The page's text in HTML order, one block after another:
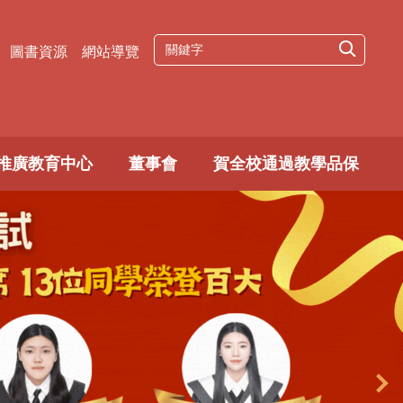
圖書資源 網站導覽
廣教育中心 董事會 賀全校通過教學品保